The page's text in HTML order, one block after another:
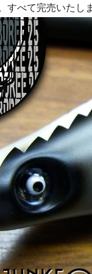
すべて完売いたし